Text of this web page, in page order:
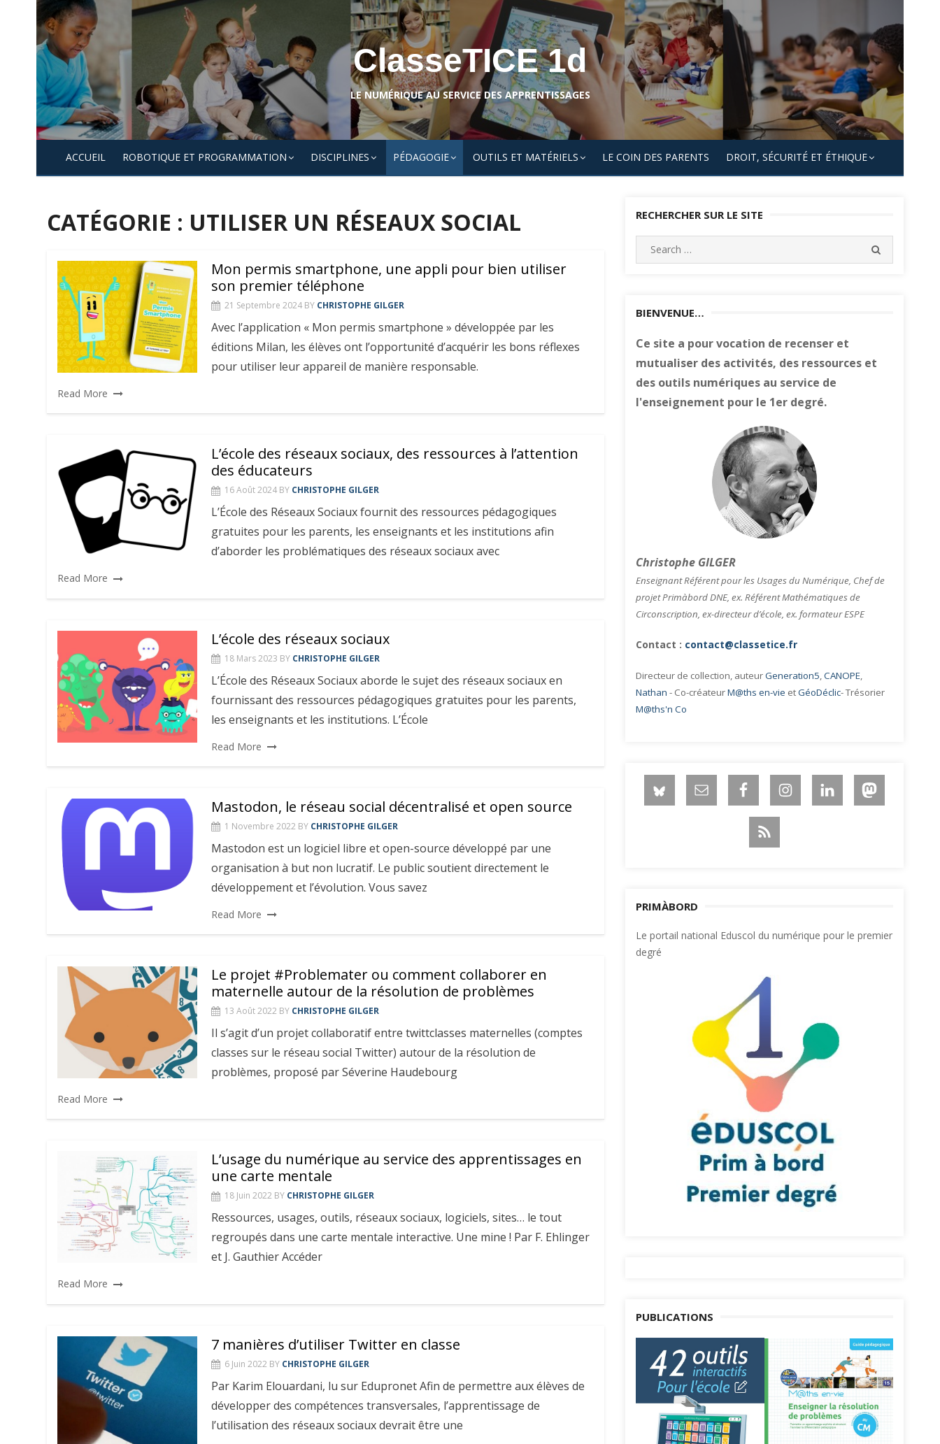
Skip
to
content
ClasseTICE 1d
LE NUMÉRIQUE AU SERVICE DES APPRENTISSAGES
ACCUEIL ROBOTIQUE ET PROGRAMMATION DISCIPLINES PÉDAGOGIE OUTILS ET MATÉRIELS LE COIN DES PARENTS DROIT, SÉCURITÉ ET ÉTHIQUE
CATÉGORIE : UTILISER UN RÉSEAUX SOCIAL
Mon permis smartphone, une appli pour bien utiliser
son premier téléphone
21 Septembre 2024 BY CHRISTOPHE GILGER
Avec l’application « Mon permis smartphone » développée par les
éditions Milan, les élèves ont l’opportunité d’acquérir les bons réflexes
pour utiliser leur appareil de manière responsable.
Read More
L’école des réseaux sociaux, des ressources à l’attention
des éducateurs
16 Août 2024 BY CHRISTOPHE GILGER
L’École des Réseaux Sociaux fournit des ressources pédagogiques
gratuites pour les parents, les enseignants et les institutions afin
d’aborder les problématiques des réseaux sociaux avec
Read More
L’école des réseaux sociaux
18 Mars 2023 BY CHRISTOPHE GILGER
L’École des Réseaux Sociaux aborde le sujet des réseaux sociaux en
fournissant des ressources pédagogiques gratuites pour les parents,
les enseignants et les institutions. L’École
Read More
Mastodon, le réseau social décentralisé et open source
1 Novembre 2022 BY CHRISTOPHE GILGER
Mastodon est un logiciel libre et open-source développé par une
organisation à but non lucratif. Le public soutient directement le
développement et l’évolution. Vous savez
Read More
Le projet #Problemater ou comment collaborer en
maternelle autour de la résolution de problèmes
13 Août 2022 BY CHRISTOPHE GILGER
Il s’agit d’un projet collaboratif entre twittclasses maternelles (comptes
classes sur le réseau social Twitter) autour de la résolution de
problèmes, proposé par Séverine Haudebourg
Read More
L’usage du numérique au service des apprentissages en
une carte mentale
18 Juin 2022 BY CHRISTOPHE GILGER
Ressources, usages, outils, réseaux sociaux, logiciels, sites… le tout
regroupés dans une carte mentale interactive. Une mine ! Par F. Ehlinger
et J. Gauthier Accéder
Read More
7 manières d’utiliser Twitter en classe
6 Juin 2022 BY CHRISTOPHE GILGER
Par Karim Elouardani, lu sur Edupronet Afin de permettre aux élèves de
développer des compétences transversales, l’apprentissage de
l’utilisation des réseaux sociaux devrait être une
RECHERCHER SUR LE SITE
Search
for:
BIENVENUE…
Ce site a pour vocation de recenser et
mutualiser des activités, des ressources et
des outils numériques au service de
l'enseignement pour le 1er degré.
Christophe GILGER
Enseignant Référent pour les Usages du Numérique, Chef de
projet Primàbord DNE, ex. Référent Mathématiques de
Circonscription, ex-directeur d’école, ex. formateur ESPE
Contact : contact@classetice.fr
Directeur de collection, auteurGeneration5,CANOPE,
Nathan - Co-créateurM@ths en-vie etGéoDéclic- Trésorier
M@ths'n Co
PRIMÀBORD
Le portail national Eduscol du numérique pour le premier
degré
PUBLICATIONS